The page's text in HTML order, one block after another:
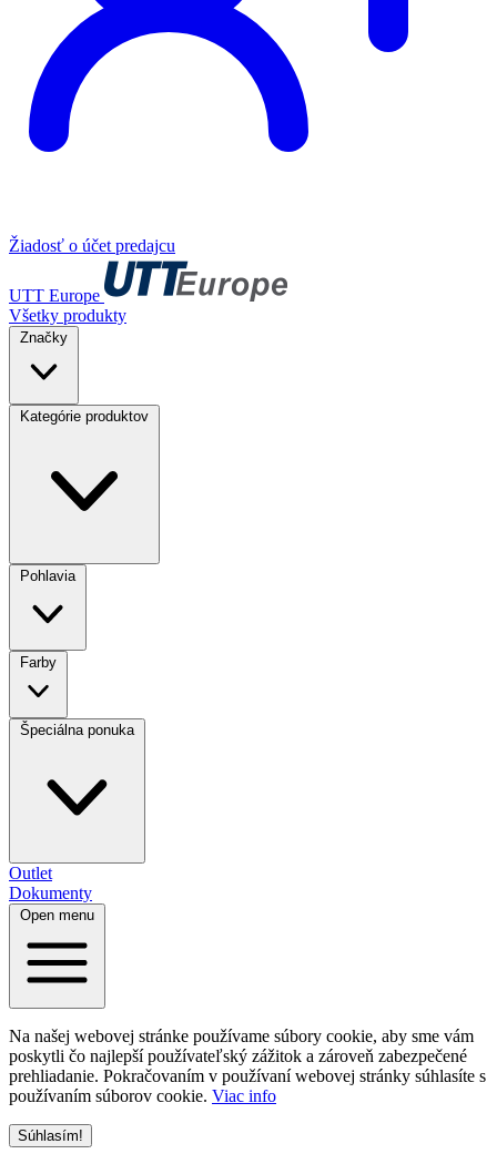
Žiadosť o účet predajcu
UTT Europe
Všetky produkty
Značky
Kategórie produktov
Pohlavia
Farby
Špeciálna ponuka
Outlet
Dokumenty
Open menu
Na našej webovej stránke používame súbory cookie, aby sme vám
poskytli čo najlepší používateľský zážitok a zároveň zabezpečené
prehliadanie. Pokračovaním v používaní webovej stránky súhlasíte s
používaním súborov cookie. Viac info
Súhlasím!